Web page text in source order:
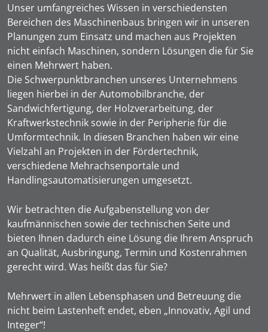
Unser umfangreiches Wissen in verschiedensten
Bereichen des Maschinenbaus bringen wir in unseren
Planungen zum Einsatz und machen aus Projekten
nicht einfach Maschinen, sondern Lösungen die für Sie
einen Mehrwert haben.
Die Schwerpunktbranchen unseres Unternehmens
liegen hierbei in der Automobilbranche, der
Sandwichfertigung, der Holzverarbeitung, der
Kraftwerkstechnik sowie in der Peripherie für die
Umformtechnik. In diesen Branchen haben wir eine
Vielzahl an Projekten in der Fördertechnik,
verschiedene Mehrachsenportale und
Handlingsautomatisierungen umgesetzt.
Wir betrachten die Aufgabenstellung von der
kaufmännischen sowie der technischen Seite und
bieten Ihnen dadurch eine Lösung die Ihrem Anspruch
an Qualität, Ausbringung, Termin und Kostenrahmen
gerecht wird. Was heißt das für Sie?
Mehrwert in allen Lebensphasen und Betreuung die
nicht beim Lastenheft endet, eben „Innovativ, Agil und
Integer“!